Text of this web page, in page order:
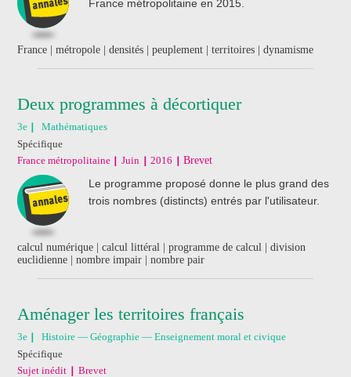
France métropolitaine en 2015.
France | métropole | densités | peuplement | territoires | dynamisme
Deux programmes à décortiquer
3e
Mathématiques
Spécifique
France métropolitaine
Juin 2016 Brevet
Le programme proposé donne le plus grand des
trois nombres (distincts) entrés par l'utilisateur.
calcul numérique | calcul littéral | programme de calcul | division
euclidienne | nombre impair | nombre pair
Aménager les territoires français
3e
Histoire — Géographie — Enseignement moral et civique
Spécifique
Sujet inédit
Brevet